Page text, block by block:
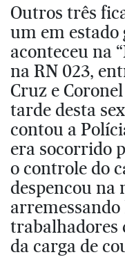
Outros três
um em estado
aconteceu na
na RN 023,
Cruz e
tarde desta
contou a
era socorrido
o controle do
despencou na
arremessando
trabalhadores
da carga de